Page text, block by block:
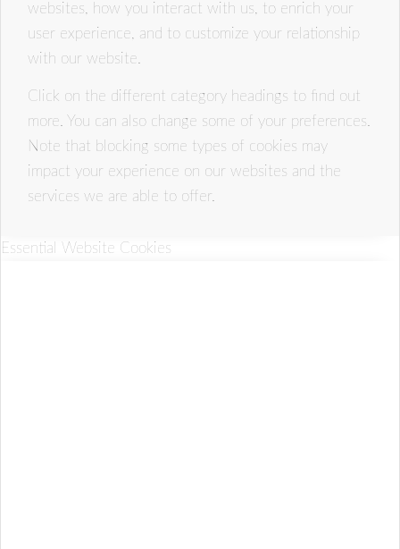
websites, how you interact with us, to enrich your
user experience, and to customize your relationship
with our website.
Click on the different category headings to find out
more. You can also change some of your preferences.
Note that blocking some types of cookies may
impact your experience on our websites and the
services we are able to offer.
Essential Website Cookies